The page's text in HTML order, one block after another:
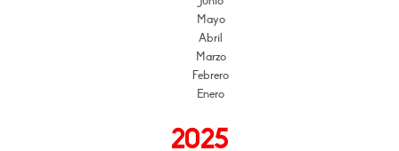
Mayo
Abril
Marzo
Febrero
Enero
2025